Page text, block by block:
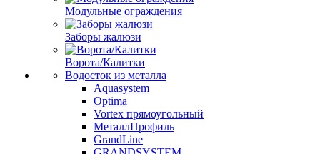
Модульные ограждения
Заборы жалюзи
Ворота/Калитки
Водосток из металла
Aquasystem
Optima
Vortex прямоугольный
МеталлПрофиль
GrandLine